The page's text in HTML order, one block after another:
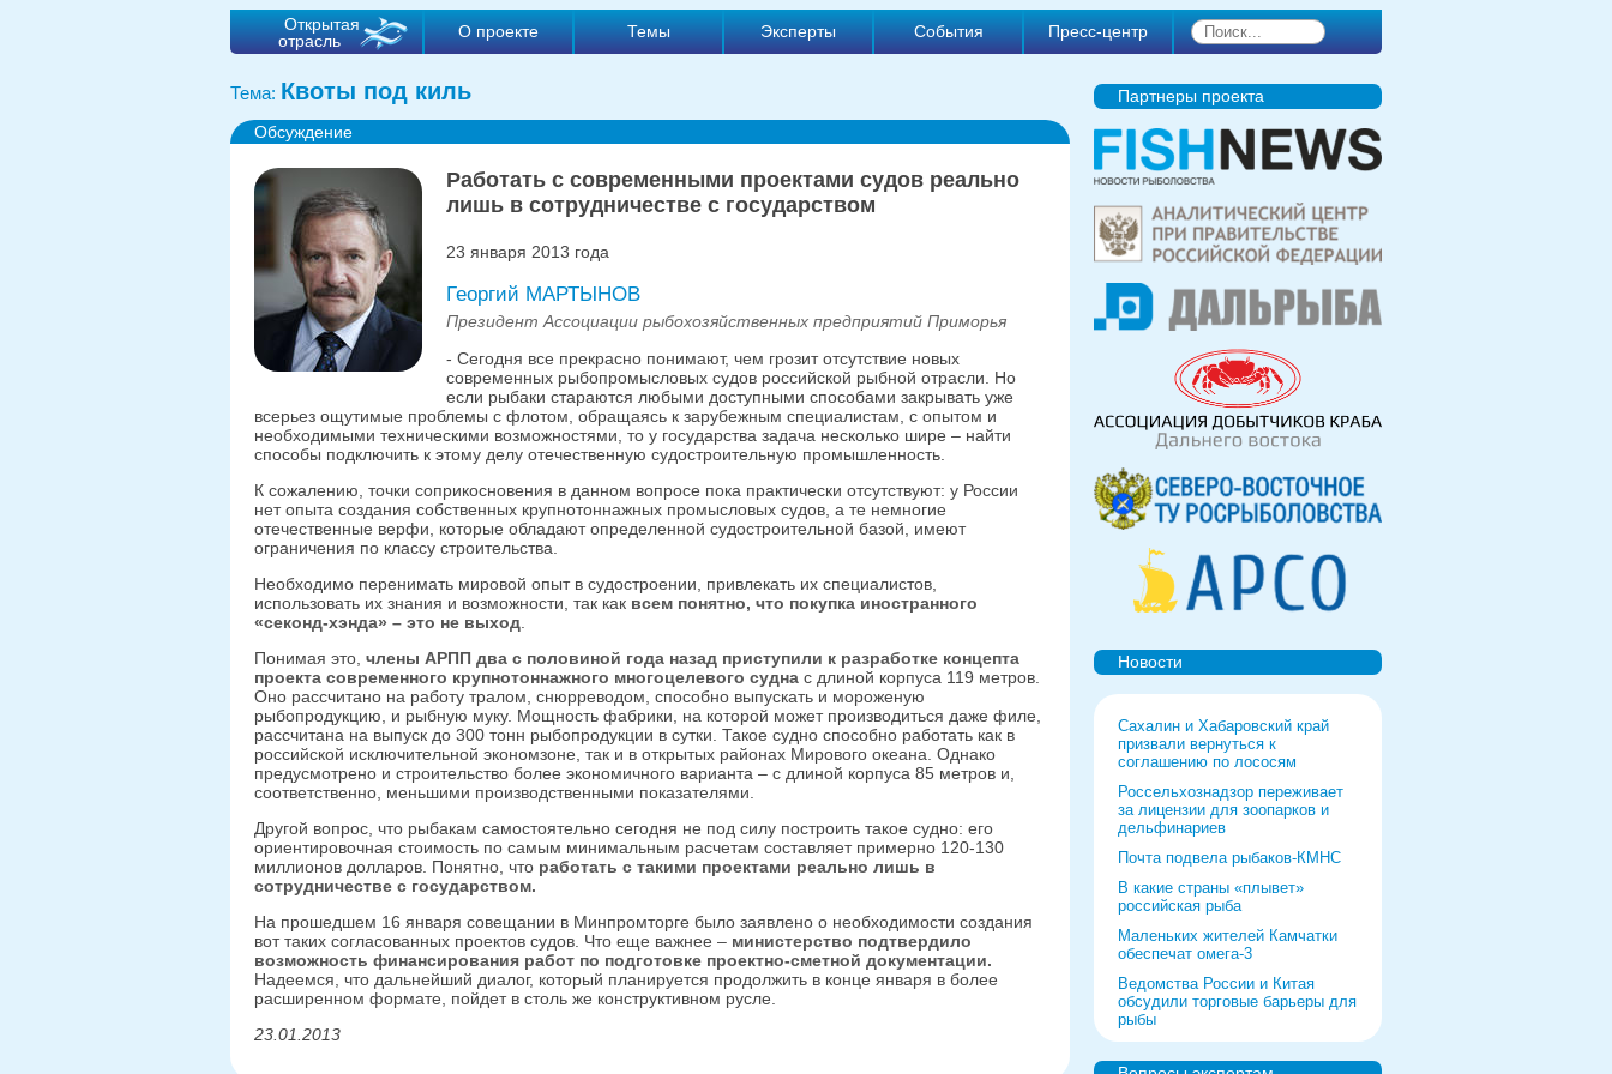
Открытая
отрасль
О проекте Темы Эксперты События Пресс-центр
Тема: Квоты под киль
Обсуждение
Работать с современными проектами судов реально
лишь в сотрудничестве с государством
23 января 2013 года
Георгий МАРТЫНОВ
Президент Ассоциации рыбохозяйственных предприятий Приморья
- Сегодня все прекрасно понимают, чем грозит отсутствие новых
современных рыбопромысловых судов российской рыбной отрасли. Но
если рыбаки стараются любыми доступными способами закрывать уже
всерьез ощутимые проблемы с флотом, обращаясь к зарубежным специалистам, с опытом и
необходимыми техническими возможностями, то у государства задача несколько шире – найти
способы подключить к этому делу отечественную судостроительную промышленность.
К сожалению, точки соприкосновения в данном вопросе пока практически отсутствуют: у России
нет опыта создания собственных крупнотоннажных промысловых судов, а те немногие
отечественные верфи, которые обладают определенной судостроительной базой, имеют
ограничения по классу строительства.
Необходимо перенимать мировой опыт в судостроении, привлекать их специалистов,
использовать их знания и возможности, так как всем понятно, что покупка иностранного
«секонд-хэнда» – это не выход
Понимая это, члены АРПП два с половиной года назад приступили к разработке концепта
проекта современного крупнотоннажного многоцелевого судна с длиной корпуса 119 метров.
Оно рассчитано на работу тралом, снюрреводом, способно выпускать и мороженую
рыбопродукцию, и рыбную муку. Мощность фабрики, на которой может производиться даже филе,
рассчитана на выпуск до 300 тонн рыбопродукции в сутки. Такое судно способно работать как в
российской исключительной экономзоне, так и в открытых районах Мирового океана. Однако
предусмотрено и строительство более экономичного варианта – с длиной корпуса 85 метров и,
соответственно, меньшими производственными показателями.
Другой вопрос, что рыбакам самостоятельно сегодня не под силу построить такое судно: его
ориентировочная стоимость по самым минимальным расчетам составляет примерно 120-130
миллионов долларов. Понятно, что работать с такими проектами реально лишь в
сотрудничестве с государством.
На прошедшем 16 января совещании в Минпромторге было заявлено о необходимости создания
вот таких согласованных проектов судов. Что еще важнее – министерство подтвердило
возможность финансирования работ по подготовке проектно-сметной документации.
Надеемся, что дальнейший диалог, который планируется продолжить в конце января в более
расширенном формате, пойдет в столь же конструктивном русле.
23.01.2013
Партнеры проекта
Новости
Сахалин и Хабаровский край
призвали вернуться к
соглашению по лососям
Россельхознадзор переживает
за лицензии для зоопарков и
дельфинариев
Почта подвела рыбаков-КМНС
В какие страны «плывет»
российская рыба
Маленьких жителей Камчатки
обеспечат омега-3
Ведомства России и Китая
обсудили торговые барьеры для
рыбы
форуму и выставке в Питере